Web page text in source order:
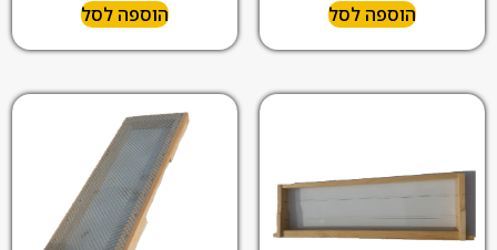
הוספה לסל הוספה לסל